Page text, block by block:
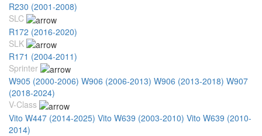
R230 (2001-2008)
SLC
R172 (2016-2020)
SLK
R171 (2004-2011)
Sprinter
W905 (2000-2006) W906 (2006-2013) W906 (2013-2018) W907
(2018-2024)
V-Class
Vito W447 (2014-2025) Vito W639 (2003-2010) Vito W639 (2010-
2014)